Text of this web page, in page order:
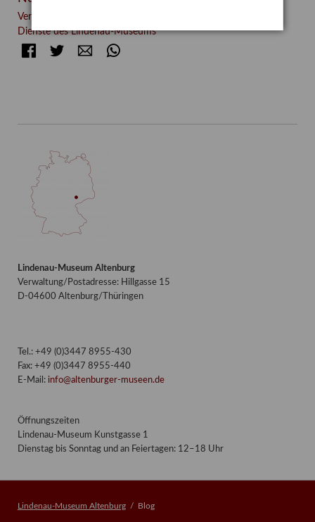
Verschenkt, verkauft, vergessen? – Kunstdetektivinnen im
Dienste des Lindenau-Museums
FacebookTwitter E-mail
Lindenau-Museum Altenburg
Verwaltung/Postadresse: Hillgasse 15
D-04600 Altenburg/Thüringen
Tel.: +49 (0)3447 8955-430
Fax: +49 (0)3447 8955-440
E-Mail: info@altenburger-museen.de
Öffnungszeiten
Lindenau-Museum Kunstgasse 1
Dienstag bis Sonntag und an Feiertagen: 12–18 Uhr
Lindenau-Museum Altenburg Blog